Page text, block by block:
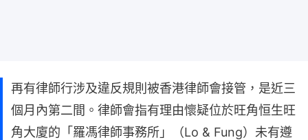
再有律師行涉及違反規則被香港律師會接管，是近三
個月內第二間。律師會指有理由懷疑位於旺角恒生旺
角大廈的「羅馮律師事務所」（Lo & Fung）未有遵